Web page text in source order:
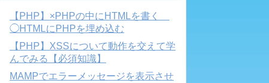
【PHP】×PHPの中にHTMLを書く
◯HTMLにPHPを埋め込む
【PHP】XSSについて動作を交えて学
んでみる【必須知識】
MAMPでエラーメッセージを表示させ